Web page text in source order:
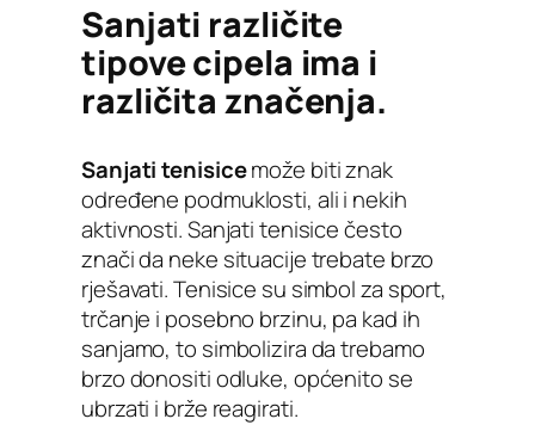
Sanjati različite
tipove cipela ima i
različita značenja.
Sanjati tenisicemože biti znak
određene podmuklosti, ali i nekih
aktivnosti. Sanjati tenisice često
znači da neke situacije trebate brzo
rješavati. Tenisice su simbol za sport,
trčanje i posebno brzinu, pa kad ih
sanjamo, to simbolizira da trebamo
brzo donositi odluke, općenito se
ubrzati i brže reagirati.